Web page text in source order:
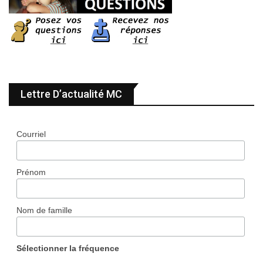
Lettre D’actualité MC
Courriel
Prénom
Nom de famille
Sélectionner la fréquence